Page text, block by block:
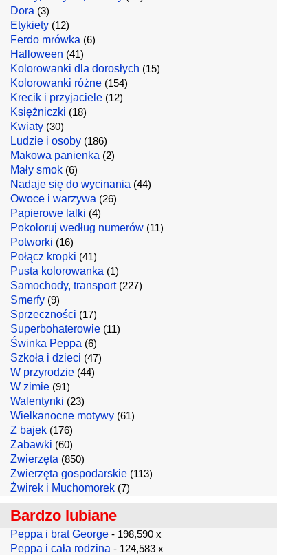
Dora (3)
Etykiety (12)
Ferdo mrówka (6)
Halloween (41)
Kolorowanki dla dorosłych (15)
Kolorowanki różne (154)
Krecik i przyjaciele (12)
Księżniczki (18)
Kwiaty (30)
Ludzie i osoby (186)
Makowa panienka (2)
Mały smok (6)
Nadaje się do wycinania (44)
Owoce i warzywa (26)
Papierowe lalki (4)
Pokoloruj według numerów (11)
Potworki (16)
Połącz kropki (41)
Pusta kolorowanka (1)
Samochody, transport(227)
Smerfy (9)
Sprzeczności (17)
Superbohaterowie (11)
Świnka Peppa (6)
Szkoła i dzieci (47)
W przyrodzie (44)
W zimie (91)
Walentynki (23)
Wielkanocne motywy (61)
Z bajek (176)
Zabawki (60)
Zwierzęta (850)
Zwierzęta gospodarskie (113)
Żwirek i Muchomorek (7)
Bardzo lubiane
Peppa i brat George - 198,590 x
Peppa i cała rodzina - 124,583 x